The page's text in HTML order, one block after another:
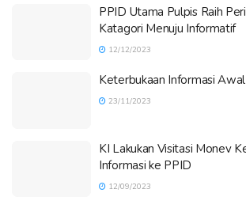
PPID Utama Pulpis Raih
Katagori Menuju Informatif
12/12/2023
Keterbukaan Informasi
23/11/2023
KI Lakukan Visitasi Monev
Informasi ke PPID
12/09/2023